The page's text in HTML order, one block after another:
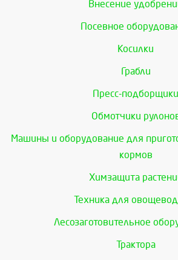
Внесение
Посевное
Косилки
Грабли
Пресс-подборщики
Обмотчики
Машины и оборудование для
кормов
Химзащита
Техника для
Лесозаготовительное
Трактора